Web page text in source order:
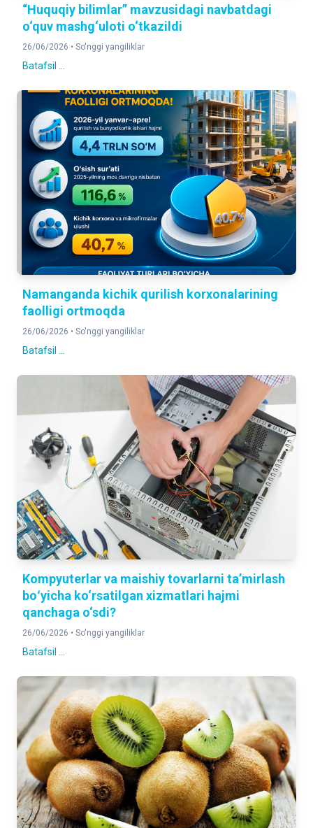
“Huquqiy bilimlar” mavzusidagi navbatdagi
o‘quv mashg‘uloti o‘tkazildi
26/06/2026 • So'nggi yangiliklar
Batafsil ...
Namanganda kichik qurilish korxonalarining
faolligi ortmoqda
26/06/2026 • So'nggi yangiliklar
Batafsil ...
Kompyuterlar va maishiy tovarlarni taʼmirlash
boʻyicha ko‘rsatilgan xizmatlari hajmi
qanchaga o‘sdi?
26/06/2026 • So'nggi yangiliklar
Batafsil ...